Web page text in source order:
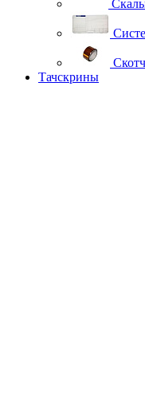
Тачскрины